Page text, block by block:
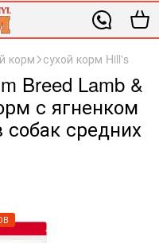
корм сухой корм Hill's
Breed Lamb &
с ягненком
средних